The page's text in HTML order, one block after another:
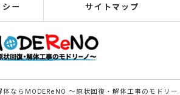
ー サイトマップ
ならMODEReNO ～原状回復・解体工事のモドリー